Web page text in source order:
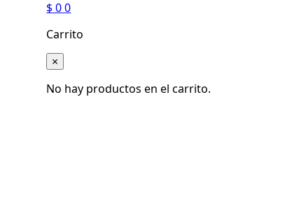
$00
Carrito
×
No hay productos en el carrito.